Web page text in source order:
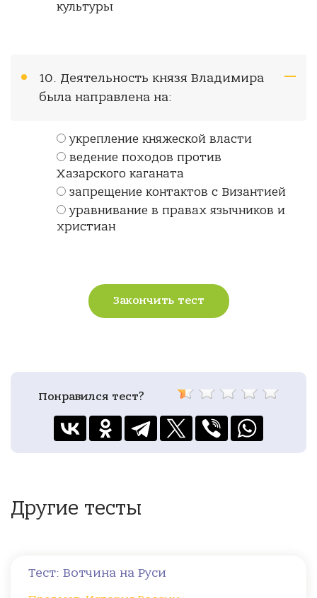
культуры
10. Деятельность князя Владимира
была направлена на:
укрепление княжеской власти
ведение походов против
Хазарского каганата
запрещение контактов с Византией
уравнивание в правах язычников и
христиан
Закончить тест
Понравился тест?
Другие тесты
Тест: Вотчина на Руси